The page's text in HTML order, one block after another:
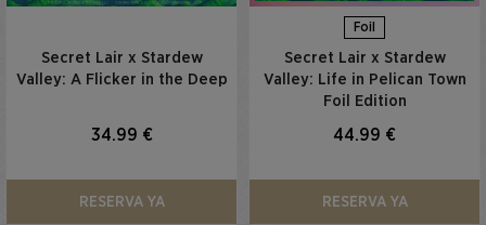
Secret Lair x Stardew
Valley: A Flicker in the Deep
34.99 €
RESERVA YA
Foil
Secret Lair x Stardew
Valley: Life in Pelican Town
Foil Edition
44.99 €
RESERVA YA